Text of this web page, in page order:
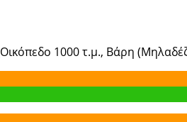
Οικόπεδο 1000 τ.μ., Βάρη